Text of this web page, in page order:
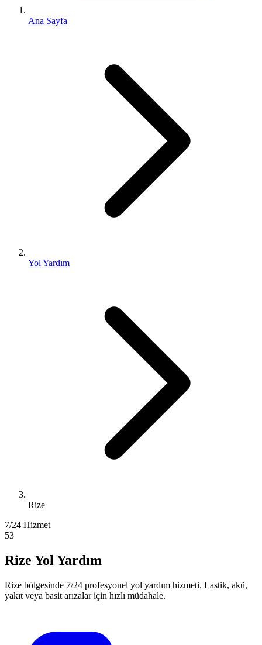
Ana Sayfa
Yol Yardım
Rize
7/24 Hizmet
53
Rize Yol Yardım
Rize bölgesinde 7/24 profesyonel yol yardım hizmeti. Lastik, akü,
yakıt veya basit arızalar için hızlı müdahale.